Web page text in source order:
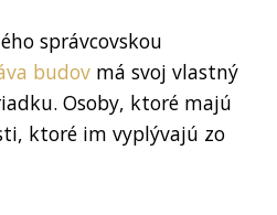
správcovskou
budov má svoj vlastný
Osoby, ktoré majú
ktoré im vyplývajú zo